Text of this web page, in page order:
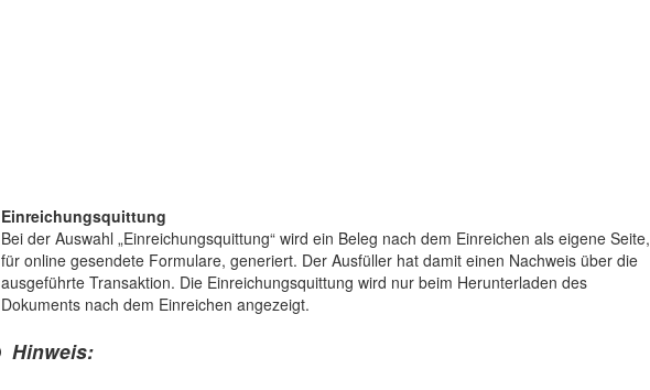
Einreichungsquittung
Bei der Auswahl „Einreichungsquittung“ wird ein Beleg nach dem Einreichen als eigene Seite,
für online gesendete Formulare, generiert. Der Ausfüller hat damit einen Nachweis über die
ausgeführte Transaktion. Die Einreichungsquittung wird nur beim Herunterladen des
Dokuments nach dem Einreichen angezeigt.
Hinweis: